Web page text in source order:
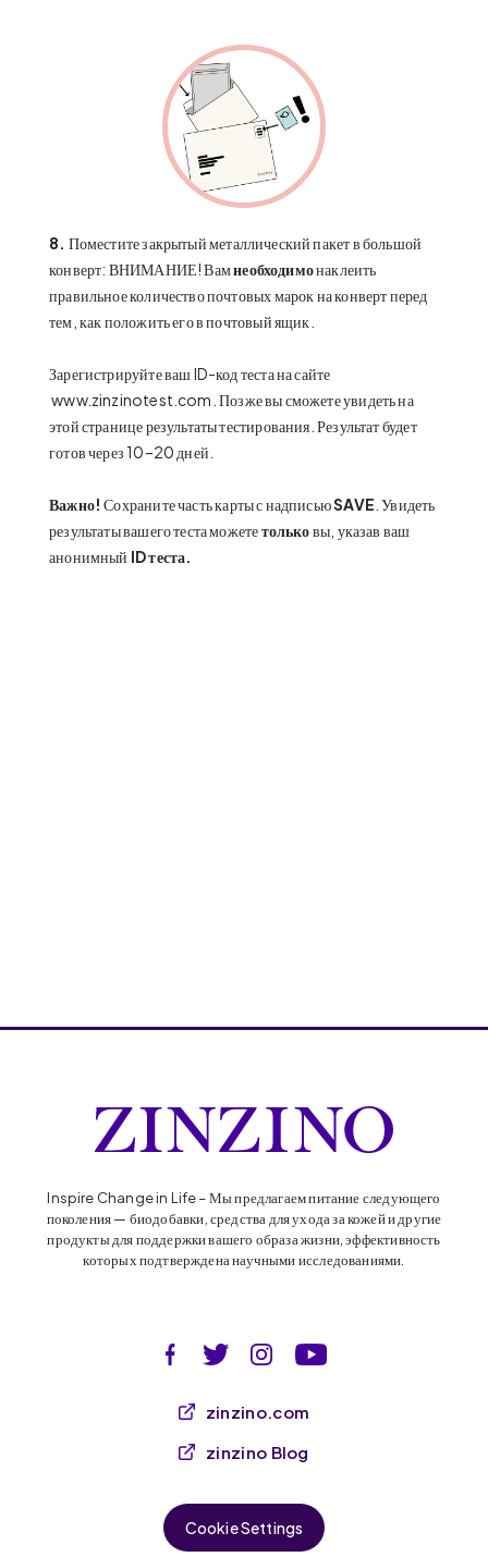
8. Поместите закрытый металлический пакет в большой
конверт: ВНИМАНИЕ! Вамнеобходимонаклеить
правильное количество почтовых марок на конверт перед
тем, как положить его в почтовый ящик.
Зарегистрируйте ваш ID-код теста на сайте
www.zinzinotest.com . Позже вы сможете увидеть на
этой странице результаты тестирования. Результат будет
готов через 10–20 дней.
Важно! Сохраните часть карты с надписьюSAVE . Увидеть
результаты вашего теста можететольковы, указав ваш
анонимный ID теста.
Inspire Change in Life – Мы предлагаем питание следующего
поколения — биодобавки, средства для ухода за кожей и другие
продукты для поддержки вашего образа жизни, эффективность
которых подтверждена научными исследованиями.
zinzino.com
zinzino Blog
Cookie Settings